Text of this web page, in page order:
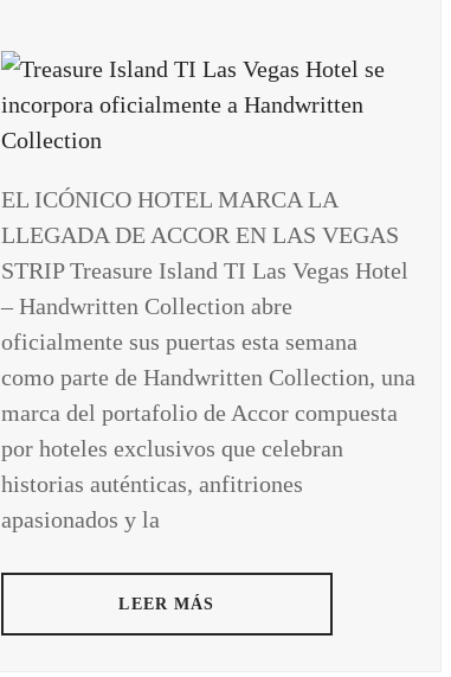
EL ICÓNICO HOTEL MARCA LA
LLEGADA DE ACCOR EN LAS VEGAS
STRIP Treasure Island TI Las Vegas Hotel
– Handwritten Collection abre
oficialmente sus puertas esta semana
como parte de Handwritten Collection, una
marca del portafolio de Accor compuesta
por hoteles exclusivos que celebran
historias auténticas, anfitriones
apasionados y la
LEER MÁS